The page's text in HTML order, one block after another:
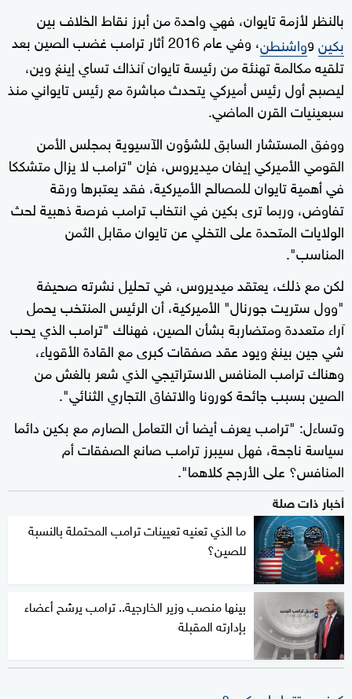
بالنظر لأزمة تايوان، فهي واحدة من أبرز نقاط الخلاف بين
بكينوواشنطن
، وفي عام 2016 أثار ترامب غضب الصين بعد
تلقيه مكالمة تهنئة من رئيسة تايوان آنذاك تساي إينغ وين،
ليصبح أول رئيس أميركي يتحدث مباشرة مع رئيس تايواني منذ
سبعينيات القرن الماضي.
ووفق المستشار السابق للشؤون الآسيوية بمجلس الأمن
القومي الأميركي إيفان ميديروس، فإن "ترامب لا يزال متشككا
في أهمية تايوان للمصالح الأميركية، فقد يعتبرها ورقة
تفاوض، وربما ترى بكين في انتخاب ترامب فرصة ذهبية لحث
الولايات المتحدة على التخلي عن تايوان مقابل الثمن
المناسب".
لكن مع ذلك، يعتقد ميديروس، في تحليل نشرته صحيفة
"وول ستريت جورنال" الأميركية، أن الرئيس المنتخب يحمل
آراء متعددة ومتضاربة بشأن الصين، فهناك "ترامب الذي يحب
شي جين بينغ ويود عقد صفقات كبرى مع القادة الأقوياء،
وهناك ترامب المنافس الاستراتيجي الذي شعر بالغش من
الصين بسبب جائحة كورونا والاتفاق التجاري الثنائي".
وتساءل: "ترامب يعرف أيضا أن التعامل الصارم مع بكين دائما
سياسة ناجحة، فهل سيبرز ترامب صانع الصفقات أم
المنافس؟ على الأرجح كلاهما".
أخبار ذات صلة
ما الذي تعنيه تعيينات ترامب المحتملة بالنسبة
للصين؟
بينها منصب وزير الخارجية.. ترامب يرشح أعضاء
بإدارته المقبلة